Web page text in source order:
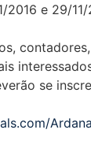
2016 e 29/
se